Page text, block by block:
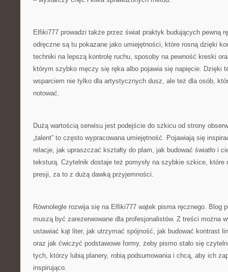
Elfiki777 prowadzi także przez świat praktyk budujących pewną
odręczne są tu pokazane jako umiejętności, które rosną dzięki
techniki na lepszą kontrolę ruchu, sposoby na pewność kreski
którym szybko męczy się ręka albo pojawia się napięcie. Dzięki
wsparciem nie tylko dla artystycznych dusz, ale też dla osób,
notować.
Dużą wartością serwisu jest podejście do szkicu od strony
„talent” to często wypracowana umiejętność. Pojawiają się
relacje, jak upraszczać kształty do plam, jak budować światło i
teksturą. Czytelnik dostaje też pomysły na szybkie szkice, które
presji, za to z dużą dawką przyjemności.
Równolegle rozwija się na Elfiki777 wątek pisma ręcznego. Blog
muszą być zarezerwowane dla profesjonalistów. Z treści można
ustawiać kąt liter, jak utrzymać spójność, jak budować kontrast
oraz jak ćwiczyć podstawowe formy, żeby pismo stało się
tych, którzy lubią planery, robią podsumowania i chcą, aby ich
inspirująco.